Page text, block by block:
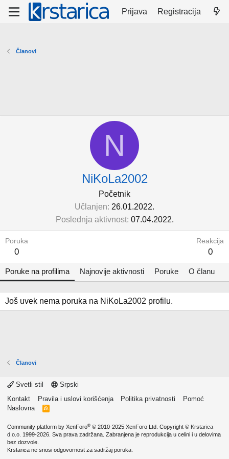
Prijava Registracija
Članovi
N
NiKoLa2002
Početnik
Učlanjen 26.01.2022.
Poslednja aktivnost 07.04.2022.
Poruka
0
Reakcija
0
Poruke na profilima Najnovije aktivnosti Poruke O članu
Još uvek nema poruka na NiKoLa2002 profilu.
Članovi
Svetli stil
Srpski
Kontakt
Pravila i uslovi korišćenja Politika privatnosti
Pomoć
Naslovna
R
Community platform by XenForo® © 2010-2025 XenForo Ltd. Copyright © Krstarica
d.o.o. 1999-2026. Sva prava zadržana. Zabranjena je reprodukcija u celini i u delovima
bez dozvole.
Krstarica ne snosi odgovornost za sadržaj poruka.